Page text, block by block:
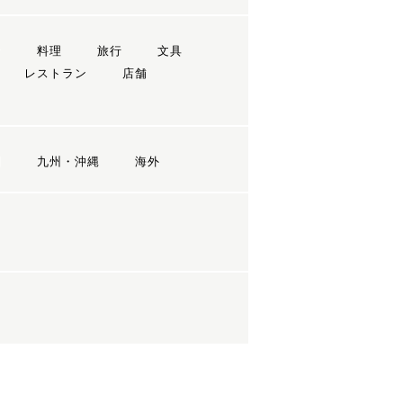
料理 旅行
文具
レストラン
店舗
九州・沖縄 海外